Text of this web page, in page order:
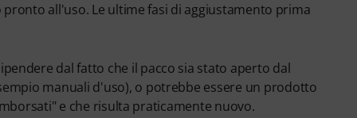
all'uso. Le ultime fasi di aggiustamento prima
dal fatto che il pacco sia stato aperto dal
manuali d'uso), o potrebbe essere un prodotto
e che risulta praticamente nuovo.